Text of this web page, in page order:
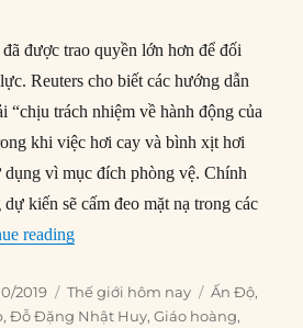
đã được trao quyền lớn hơn để đối
Reuters cho biết các hướng dẫn
“chịu trách nhiệm về hành động của
khi việc hơi cay và bình xịt hơi
dụng vì mục đích phòng vệ. Chính
kiến sẽ cấm đeo mặt nạ trong các
reading“Thế giới hôm nay: 04/10/2019”
2019 Categories
Thế giới hôm nay Tags
Ấn Độ,
,Đỗ Đặng Nhật Huy,Giáo hoàng,